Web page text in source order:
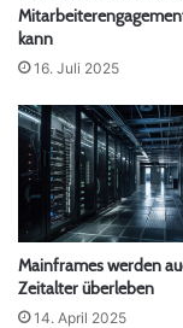
kann
16. Juli 2025
Mainframes werden
Zeitalter überleben
14. April 2025